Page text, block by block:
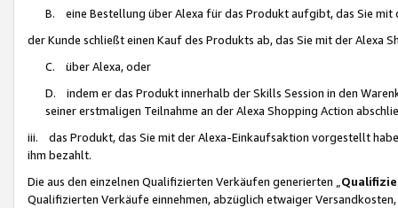
B. eine Bestellung über Alexa für das Produkt aufgibt, das Sie mit
der Kunde schließt einen Kauf des Produkts ab, das Sie mit der Alexa
C. über Alexa, oder
D. indem er das Produkt innerhalb der Skills Session in den
seiner erstmaligen Teilnahme an der Alexa Shopping Action
iii. das Produkt, das Sie mit der Alexa-Einkaufsaktion vorgestellt
ihm bezahlt.
Die aus den einzelnen Qualifizierten Verkäufen generierten „
Qualifizierten Verkäufe einnehmen, abzüglich etwaiger